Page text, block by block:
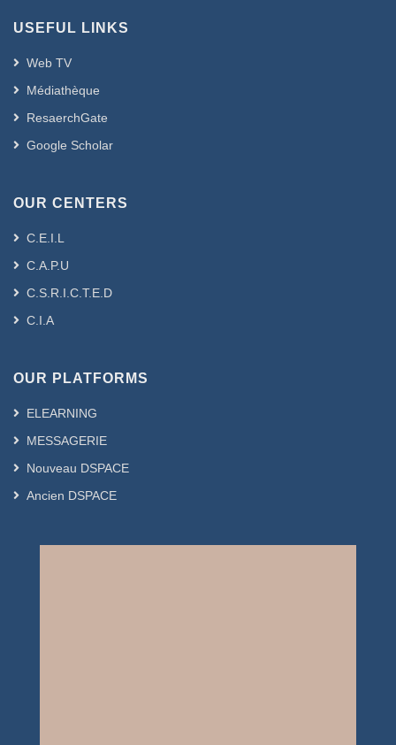
USEFUL LINKS
Web TV
Médiathèque
ResaerchGate
Google Scholar
OUR CENTERS
C.E.I.L
C.A.P.U
C.S.R.I.C.T.E.D
C.I.A
OUR PLATFORMS
ELEARNING
MESSAGERIE
Nouveau DSPACE
Ancien DSPACE